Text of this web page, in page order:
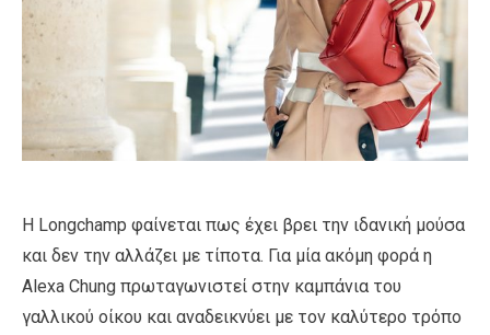
Η Longchamp φαίνεται πως έχει βρει την ιδανική μούσα
και δεν την αλλάζει με τίποτα. Για μία ακόμη φορά η
Alexa Chung πρωταγωνιστεί στην καμπάνια του
γαλλικού οίκου και αναδεικνύει με τον καλύτερο τρόπο